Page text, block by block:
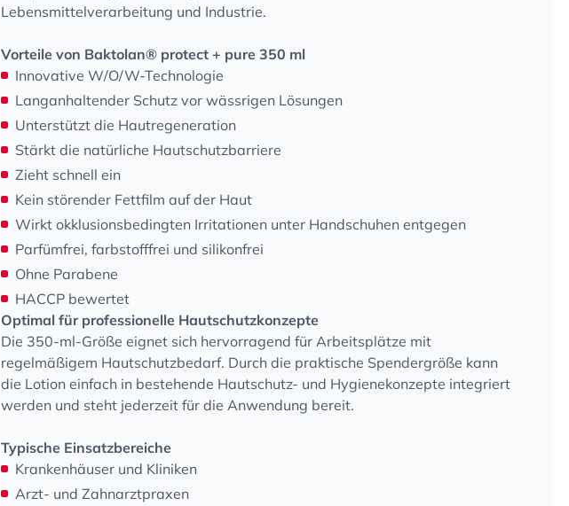
Lebensmittelverarbeitung und Industrie.
Vorteile von Baktolan® protect + pure 350 ml
Innovative W/O/W-Technologie
Langanhaltender Schutz vor wässrigen Lösungen
Unterstützt die Hautregeneration
Stärkt die natürliche Hautschutzbarriere
Zieht schnell ein
Kein störender Fettfilm auf der Haut
Wirkt okklusionsbedingten Irritationen unter Handschuhen entgegen
Parfümfrei, farbstofffrei und silikonfrei
Ohne Parabene
HACCP bewertet
Optimal für professionelle Hautschutzkonzepte
Die 350-ml-Größe eignet sich hervorragend für Arbeitsplätze mit
regelmäßigem Hautschutzbedarf. Durch die praktische Spendergröße kann
die Lotion einfach in bestehende Hautschutz- und Hygienekonzepte integriert
werden und steht jederzeit für die Anwendung bereit.
Typische Einsatzbereiche
Krankenhäuser und Kliniken
Arzt- und Zahnarztpraxen